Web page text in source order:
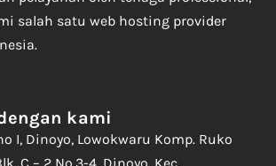
salah satu web hosting provider
kami
I, Dinoyo, Lowokwaru Komp. Ruko